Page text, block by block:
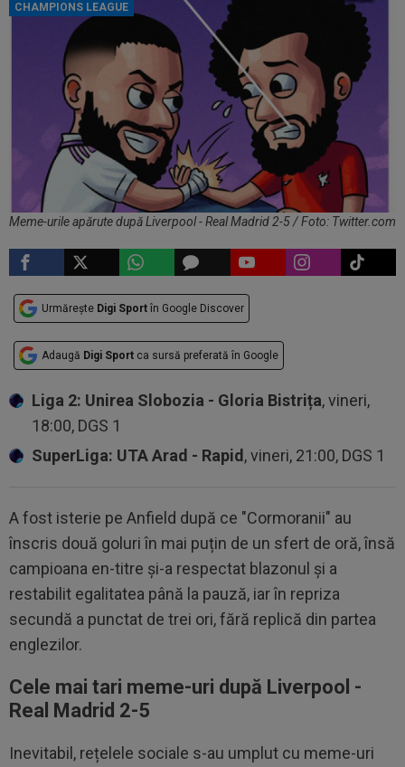
CHAMPIONS LEAGUE
Meme-urile apărute după Liverpool - Real Madrid 2-5 / Foto: Twitter.com
Urmărește Digi Sport în Google Discover
Adaugă Digi Sport ca sursă preferată în Google
Liga 2: Unirea Slobozia - Gloria Bistrița, vineri,
18:00, DGS 1
SuperLiga: UTA Arad - Rapid, vineri, 21:00, DGS 1
A fost isterie pe Anfield după ce "Cormoranii" au
înscris două goluri în mai puțin de un sfert de oră, însă
campioana en-titre și-a respectat blazonul și a
restabilit egalitatea până la pauză, iar în repriza
secundă a punctat de trei ori, fără replică din partea
englezilor.
Cele mai tari meme-uri după Liverpool -
Real Madrid 2-5
Inevitabil, rețelele sociale s-au umplut cu meme-uri